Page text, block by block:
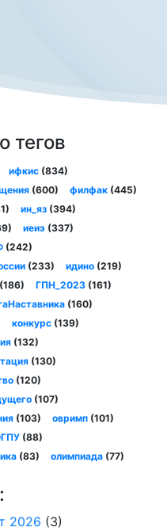
тегов
ифкис (834)
(600) филфак (445)
ин_яз (394)
иеиэ (337)
(242)
(233) идино (219)
ГПН_2023 (161)
(160)
конкурс (139)
(132)
(130)
(120)
(107)
(103) овримп (101)
(88)
(83) олимпиада (77)
2026 (3)